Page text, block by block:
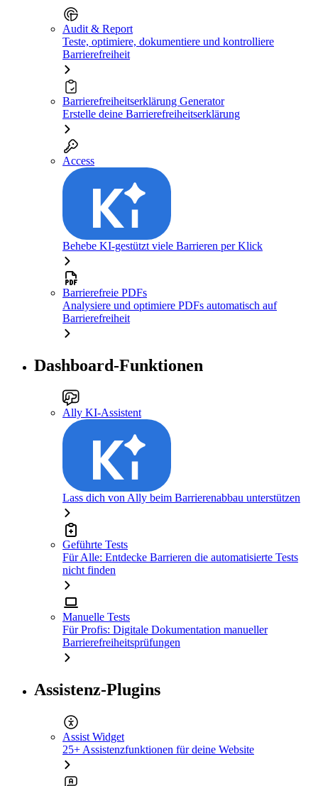
Audit & Report
Teste, optimiere, dokumentiere und kontrolliere
Barrierefreiheit
Barrierefreiheitserklärung Generator
Erstelle deine Barrierefreiheitserklärung
Access
Behebe KI-gestützt viele Barrieren per Klick
Barrierefreie PDFs
Analysiere und optimiere PDFs automatisch auf
Barrierefreiheit
Dashboard-Funktionen
Ally KI-Assistent
Lass dich von Ally beim Barrierenabbau unterstützen
Geführte Tests
Für Alle: Entdecke Barrieren die automatisierte Tests
nicht finden
Manuelle Tests
Für Profis: Digitale Dokumentation manueller
Barrierefreiheitsprüfungen
Assistenz-Plugins
Assist Widget
25+ Assistenzfunktionen für deine Website